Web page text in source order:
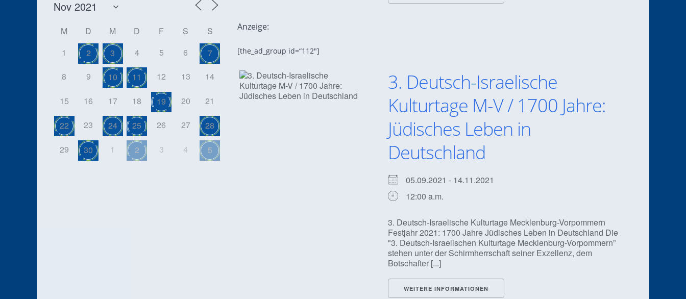
Anzeige:
[the_ad_group id=“112″]
3. Deutsch-Israelische
Kulturtage M-V / 1700 Jahre:
Jüdisches Leben in
Deutschland
05.09.2021 - 14.11.2021
12:00 a.m.
3. Deutsch-Israelische Kulturtage Mecklenburg-Vorpommern
Festjahr 2021: 1700 Jahre Jüdisches Leben in Deutschland Die
"3. Deutsch-Israelischen Kulturtage Mecklenburg-Vorpommern”
stehen unter der Schirmherrschaft seiner Exzellenz, dem
Botschafter [...]
WEITERE INFORMATIONEN
M D M D F S
S
1
2 3 4 5 6 7
8 9 10 11 12 13 14
15 16 17 18 19 20 21
22 23 24 25 26 27 28
29 30 1 2 3 4 5